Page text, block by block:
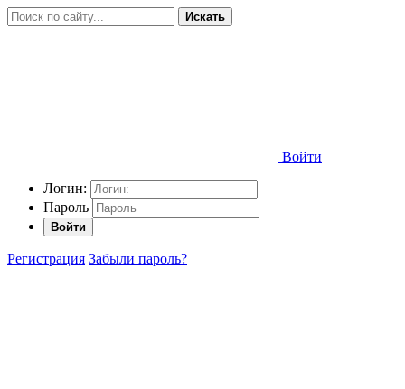
Искать
Войти
Логин:
Пароль
Войти
Регистрация Забыли пароль?